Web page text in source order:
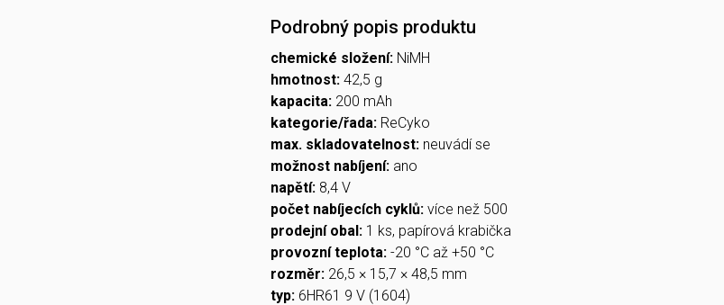
Podrobný popis produktu
chemické složení: NiMH
hmotnost: 42,5 g
kapacita: 200 mAh
kategorie/řada: ReCyko
max. skladovatelnost: neuvádí se
možnost nabíjení: ano
napětí: 8,4 V
počet nabíjecích cyklů: více než 500
prodejní obal: 1 ks, papírová krabička
provozní teplota: -20 °C až +50 °C
rozměr: 26,5 × 15,7 × 48,5 mm
typ: 6HR61 9 V (1604)